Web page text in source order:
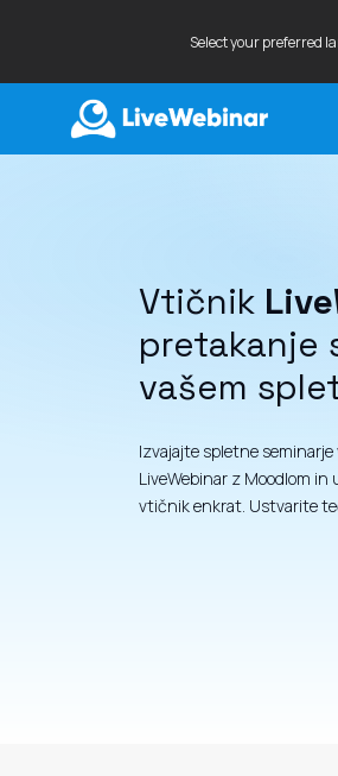
Select your preferred
Vtičnik
pretakanje
vašem
Izvajajte spletne
LiveWebinar z Moodlom
vtičnik enkrat. Ustvarite